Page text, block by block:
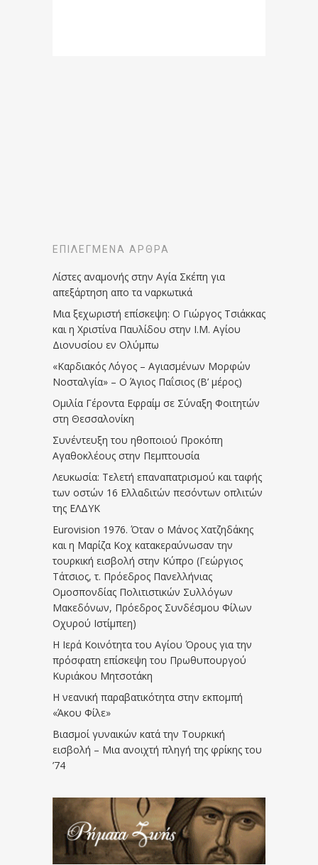
ΕΠΙΛΕΓΜΈΝΑ ΆΡΘΡΑ
Λίστες αναμονής στην Αγία Σκέπη για
απεξάρτηση απο τα ναρκωτικά
Μια ξεχωριστή επίσκεψη: Ο Γιώργος Τσιάκκας
και η Χριστίνα Παυλίδου στην Ι.Μ. Αγίου
Διονυσίου εν Ολύμπω
«Καρδιακός Λόγος – Αγιασμένων Μορφών
Νοσταλγία» – Ο Άγιος Παΐσιος (Β’ μέρος)
Ομιλία Γέροντα Εφραίμ σε Σύναξη Φοιτητών
στη Θεσσαλονίκη
Συνέντευξη του ηθοποιού Προκόπη
Αγαθοκλέους στην Πεμπτουσία
Λευκωσία: Τελετή επαναπατρισμού και ταφής
των οστών 16 Ελλαδιτών πεσόντων οπλιτών
της ΕΛΔΥΚ
Eurovision 1976. Όταν ο Μάνος Χατζηδάκης
και η Μαρίζα Κοχ κατακεραύνωσαν την
τουρκική εισβολή στην Κύπρο (Γεώργιος
Τάτσιος, τ. Πρόεδρος Πανελλήνιας
Ομοσπονδίας Πολιτιστικών Συλλόγων
Μακεδόνων, Πρόεδρος Συνδέσμου Φίλων
Οχυρού Ιστίμπεη)
Η Ιερά Κοινότητα του Αγίου Όρους για την
πρόσφατη επίσκεψη του Πρωθυπουργού
Κυριάκου Μητσοτάκη
Η νεανική παραβατικότητα στην εκπομπή
«Άκου Φίλε»
Βιασμοί γυναικών κατά την Τουρκική
εισβολή – Μια ανοιχτή πληγή της φρίκης του
’74